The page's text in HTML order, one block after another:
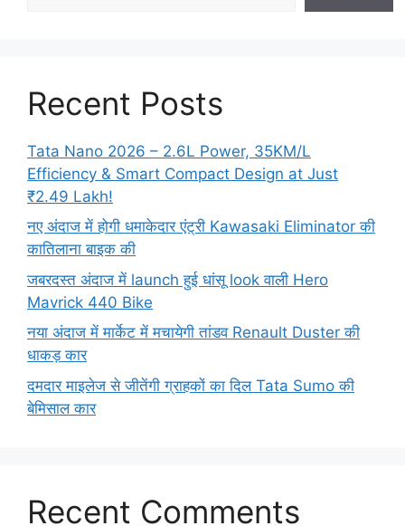
Recent Posts
Tata Nano 2026 – 2.6L Power, 35KM/L
Efficiency & Smart Compact Design at Just
₹2.49 Lakh!
नए अंदाज में होगी धमाकेदार एंट्री Kawasaki Eliminator की
कातिलाना बाइक की
जबरदस्त अंदाज में launch हुई धांसू look वाली Hero
Mavrick 440 Bike
नया अंदाज में मार्केट में मचायेगी तांडव Renault Duster की
धाकड़ कार
दमदार माइलेज से जीतेंगी ग्राहकों का दिल Tata Sumo की
बेमिसाल कार
Recent Comments